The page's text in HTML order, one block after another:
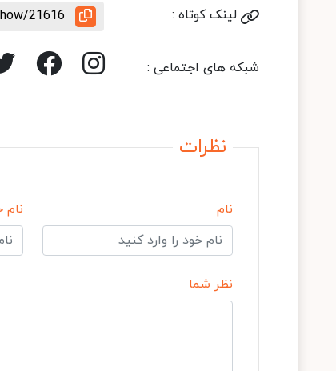
لینک کوتاه : 21616
شبکه های اجتماعی :
نظرات
نام نام
نظر شما